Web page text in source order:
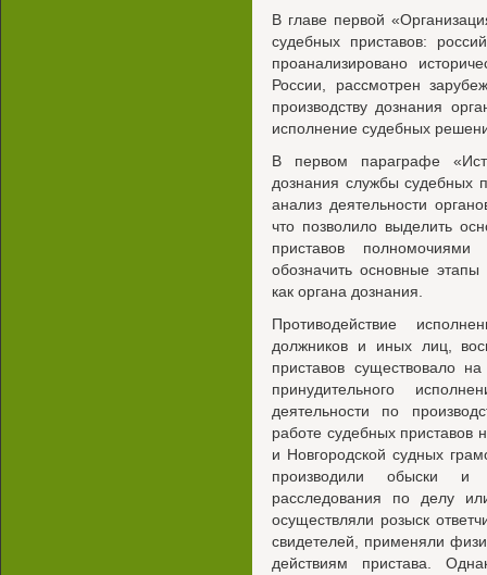
В главе первой
судебных приставов:
проанализировано
России, рассмотрен
производству дознания
исполнение судебных
В первом параграфе
дознания службы судебных
анализ деятельности
что позволило выделить
приставов
обозначить основные
как органа дознания.
Противодействие
должников и иных лиц,
приставов существовало
принудительного
деятельности по
работе судебных приставов
и Новгородской судных
производили обыски
расследования по делу
осуществляли розыск
свидетелей, применяли
действиям пристава.